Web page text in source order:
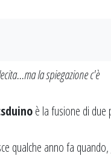
la spiegazione c'è
è la fusione di due
qualche anno fa